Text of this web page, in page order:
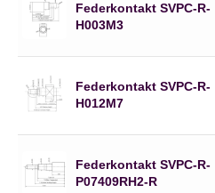
Federkontakt SVPC-R-
H003M3
Federkontakt SVPC-R-
H012M7
Federkontakt SVPC-R-
P07409RH2-R